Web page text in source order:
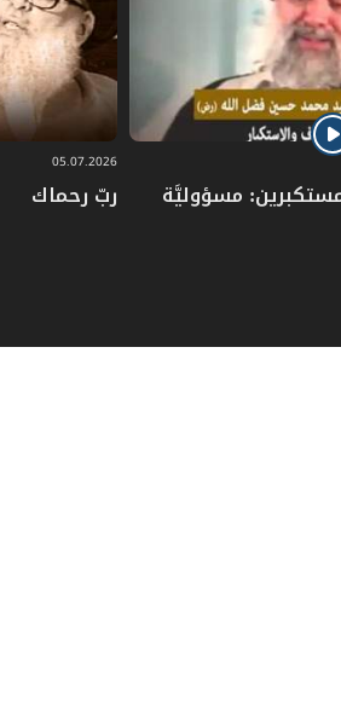
حيث أمرك
حيث نهاك
" في كلّ
مسؤوليَّة
05.07.2026
ربّ رحماك